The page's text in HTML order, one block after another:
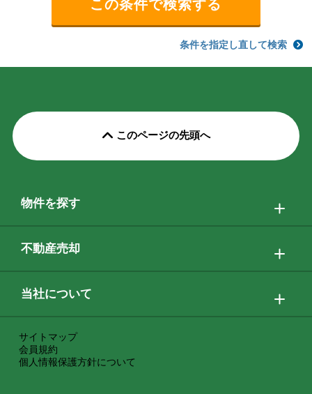
条件を指定し直して検索
このページの先頭へ
物件を探す
不動産売却
当社について
サイトマップ
会員規約
個人情報保護方針について